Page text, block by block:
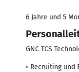
6 Jahre und 5
GNC TCS
• Recruiting und